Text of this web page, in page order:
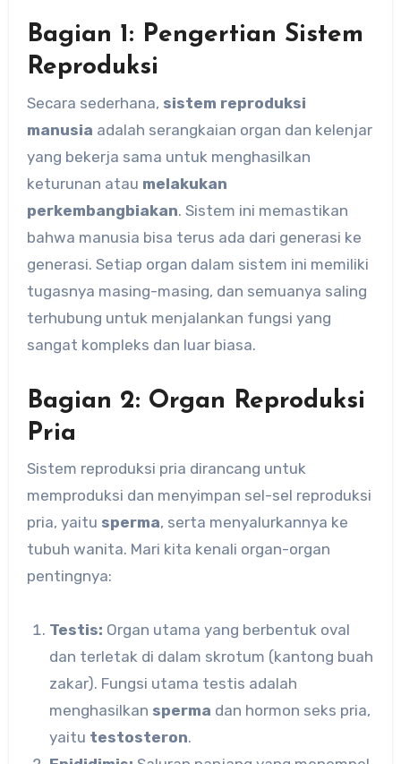
Bagian 1: Pengertian Sistem
Reproduksi
Secara sederhana, sistem reproduksi
manusia adalah serangkaian organ dan kelenjar
yang bekerja sama untuk menghasilkan
keturunan atau melakukan
perkembangbiakan. Sistem ini memastikan
bahwa manusia bisa terus ada dari generasi ke
generasi. Setiap organ dalam sistem ini memiliki
tugasnya masing-masing, dan semuanya saling
terhubung untuk menjalankan fungsi yang
sangat kompleks dan luar biasa.
Bagian 2: Organ Reproduksi
Pria
Sistem reproduksi pria dirancang untuk
memproduksi dan menyimpan sel-sel reproduksi
pria, yaitu sperma, serta menyalurkannya ke
tubuh wanita. Mari kita kenali organ-organ
pentingnya:
Testis: Organ utama yang berbentuk oval
dan terletak di dalam skrotum (kantong buah
zakar). Fungsi utama testis adalah
menghasilkan sperma dan hormon seks pria,
yaitu testosteron.